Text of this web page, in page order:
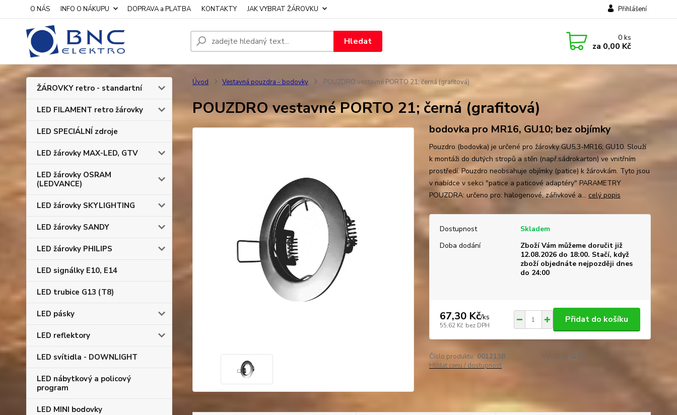
O NÁS INFO O NÁKUPU DOPRAVA a PLATBA KONTAKTY JAK VYBRAT ŽÁROVKU Přihlášení
Hledat 0ks
za 0,00 Kč
ŽÁROVKY retro - standartní
LED FILAMENT retro žárovky
LED SPECIÁLNÍ zdroje
LED žárovky MAX-LED, GTV
LED žárovky OSRAM
(LEDVANCE)
LED žárovky SKYLIGHTING
LED žárovky SANDY
LED žárovky PHILIPS
LED signálky E10, E14
LED trubice G13 (T8)
LED pásky
LED reflektory
LED svítidla - DOWNLIGHT
LED nábytkový a policový
program
LED MINI bodovky
Úvod Vestavná pouzdra - bodovky POUZDRO vestavné PORTO 21; černá (grafitová)
POUZDRO vestavné PORTO 21; černá (grafitová)
bodovka pro MR16, GU10; bez objímky
Pouzdro (bodovka) je určené pro žárovky GU5,3-MR16; GU10. Slouží
k montáži do dutých stropů a stěn (např.sádrokarton) ve vnitřním
prostředí. Pouzdro neobsahuje objímky (patice) k žárovkám. Tyto jsou
v nabídce v sekci "patice a paticové adaptéry" PARAMETRY
POUZDRA: určeno pro: halogenové, zářivkové a... celý popis
Dostupnost
Skladem
Doba dodání
Zboží Vám můžeme doručit již
12.08.2026 do 18:00. Stačí, když
zboží objednáte nejpozději dnes
do 24:00
67,30 Kč/ks
55,62 Kč bez DPH
Přidat do košíku
Číslo produktu: 001213B Výrobce: GTV
Hlídat cenu / dostupnost